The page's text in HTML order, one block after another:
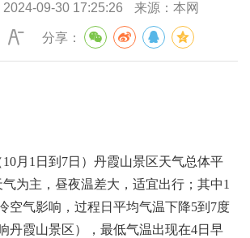
2024-09-30 17:25:26 来源： 本网
分享：
月1日到7日）丹霞山景区天气总体平
为主，昼夜温差大，适宜出行；其中1
空气影响，过程日平均气温下降5到7度
丹霞山景区），最低气温出现在4日早